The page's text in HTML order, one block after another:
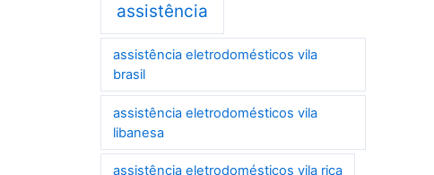
assistência
assistência eletrodomésticos vila
brasil
assistência eletrodomésticos vila
libanesa
assistência eletrodomésticos vila rica